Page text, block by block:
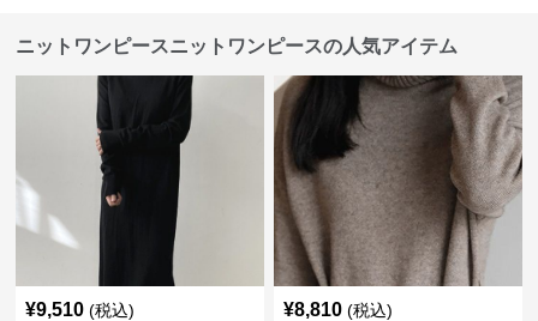
ニットワンピースニットワンピースの人気アイテム
¥9,510 (税込) ¥8,810 (税込)